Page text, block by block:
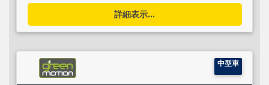
詳細表示...
中型車